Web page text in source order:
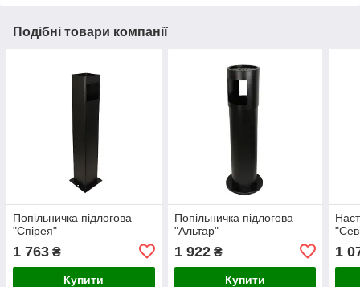
Подібні товари компанії
Попільничка підлогова
"Спірея"
1 763 ₴
Купити
Попільничка підлогова
"Альтар"
1 922₴
Купити
1